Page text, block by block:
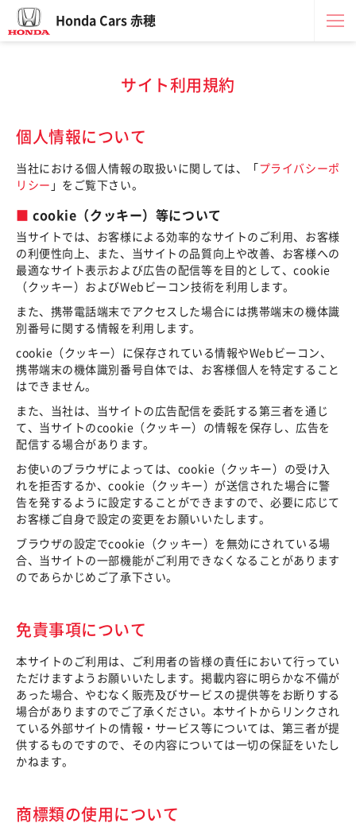
Honda Cars 赤穂
サイト利用規約
個人情報について
当社における個人情報の取扱いに関しては、「 プライバシーポ
リシー 」をご覧下さい。
cookie（クッキー）等について
当サイトでは、お客様による効率的なサイトのご利用、お客様
の利便性向上、また、当サイトの品質向上や改善、お客様への
最適なサイト表示および広告の配信等を目的として、cookie
（クッキー）およびWebビーコン技術を利用します。
また、携帯電話端末でアクセスした場合には携帯端末の機体識
別番号に関する情報を利用します。
cookie（クッキー）に保存されている情報やWebビーコン、
携帯端末の機体識別番号自体では、お客様個人を特定すること
はできません。
また、当社は、当サイトの広告配信を委託する第三者を通じ
て、当サイトのcookie（クッキー）の情報を保存し、広告を
配信する場合があります。
お使いのブラウザによっては、cookie（クッキー）の受け入
れを拒否するか、cookie（クッキー）が送信された場合に警
告を発するように設定することができますので、必要に応じて
お客様ご自身で設定の変更をお願いいたします。
ブラウザの設定でcookie（クッキー）を無効にされている場
合、当サイトの一部機能がご利用できなくなることがあります
のであらかじめご了承下さい。
免責事項について
本サイトのご利用は、ご利用者の皆様の責任において行ってい
ただけますようお願いいたします。掲載内容に明らかな不備が
あった場合、やむなく販売及びサービスの提供等をお断りする
場合がありますのでご了承ください。本サイトからリンクされ
ている外部サイトの情報・サービス等については、第三者が提
供するものですので、その内容については一切の保証をいたし
かねます。
商標類の使用について